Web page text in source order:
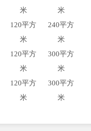
米
米
120平方
米
240平方
米
120平方
米
300平方
米
120平方
米
300平方
米